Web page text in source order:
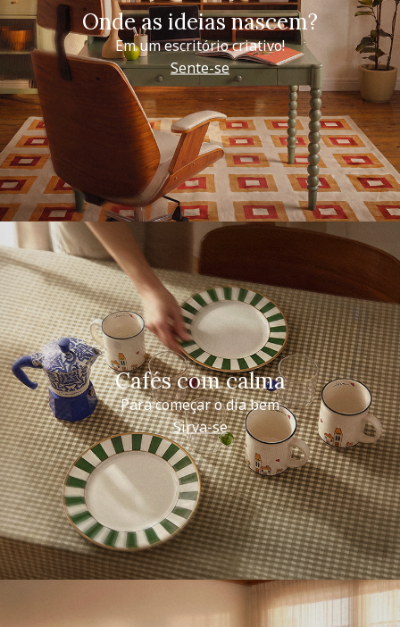
Onde as ideias nascem?
Em um escritório criativo!
Sente-se
Cafés com calma
Para começar o dia bem
Sirva-se